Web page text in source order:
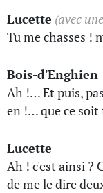
Lucette (avec
Tu me chasses !
Bois-d'Enghien
Ah !… Et puis,
en !… que ce
Lucette
Ah ! c'est ainsi ?
de me le dire